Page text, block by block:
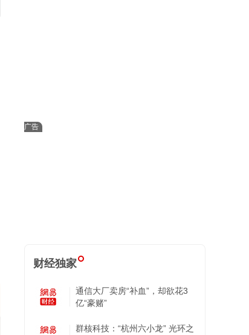
财经独家
通信大厂卖房“补血”，却欲花3
亿“豪赌”
群核科技：“杭州六小龙” 光环之